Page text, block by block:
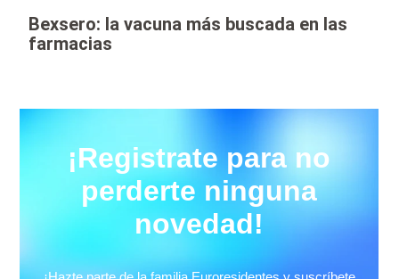
Bexsero: la vacuna más buscada en las
farmacias